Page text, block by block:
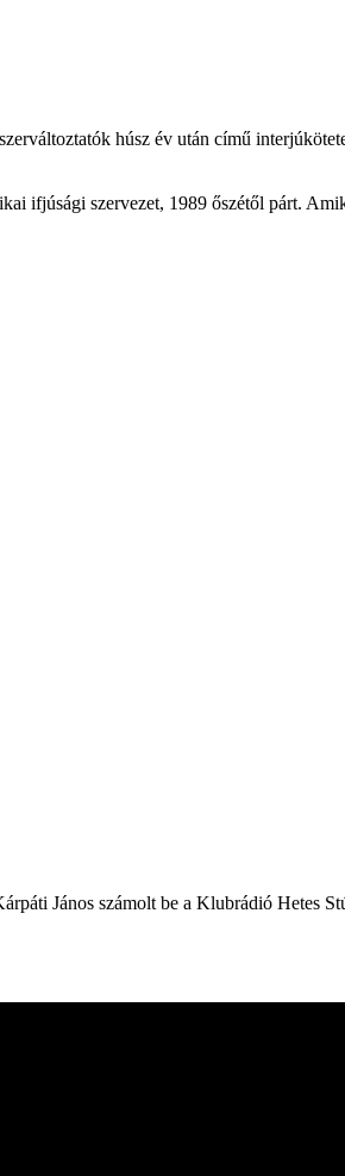
húsz év után című
ifjúsági szervezet, 1989 őszétől párt.
János számolt be a Klubrádió Hetes